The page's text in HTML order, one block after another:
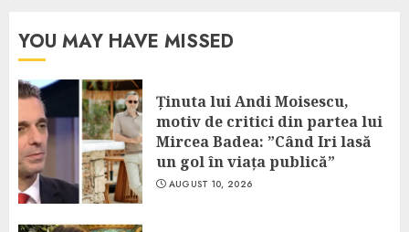
YOU MAY HAVE MISSED
Ținuta lui Andi Moisescu,
motiv de critici din partea lui
Mircea Badea: ”Când Iri lasă
un gol în viața publică”
AUGUST 10, 2026